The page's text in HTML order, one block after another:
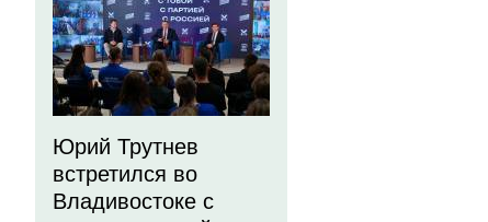
Юрий Трутнев
встретился во
Владивостоке с